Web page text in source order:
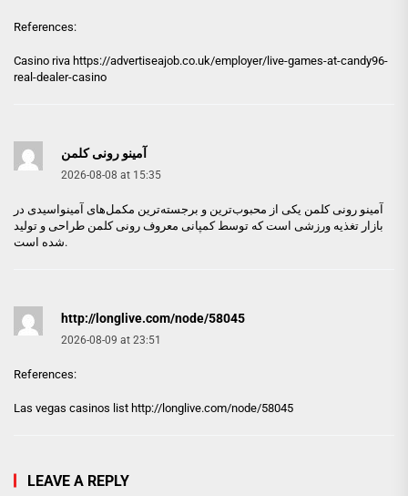
References:
Casino riva https://advertiseajob.co.uk/employer/live-games-at-candy96-
real-dealer-casino
آمینو رونی کلمن
2026-08-08 at 15:35
آمینو رونی کلمن یکی از محبوب‌ترین و برجسته‌ترین مکمل‌های آمینواسیدی در
بازار تغذیه ورزشی است که توسط کمپانی معروف رونی کلمن طراحی و تولید
شده است.
http://longlive.com/node/58045
2026-08-09 at 23:51
References:
Las vegas casinos list http://longlive.com/node/58045
LEAVE A REPLY